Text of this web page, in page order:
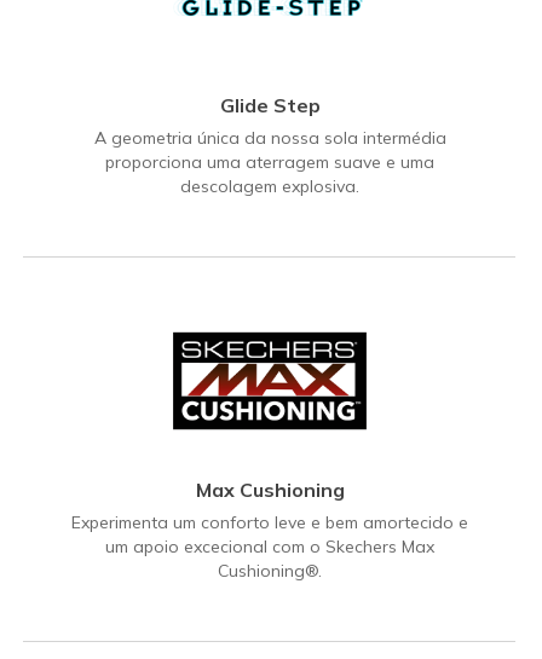
Glide Step
A geometria única da nossa sola intermédia
proporciona uma aterragem suave e uma
descolagem explosiva.
Max Cushioning
Experimenta um conforto leve e bem amortecido e
um apoio excecional com o Skechers Max
Cushioning®.